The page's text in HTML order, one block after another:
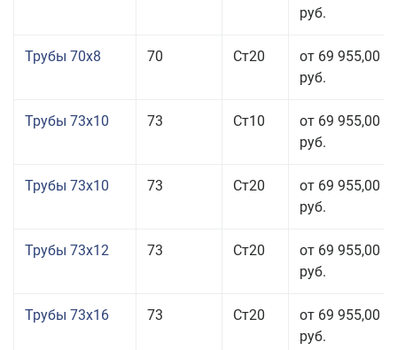
руб.
Трубы 70x8 70 Ст20
от 69 955,00
руб.
Трубы 73x10 73 Ст10
от 69 955,00
руб.
Трубы 73x10 73 Ст20
от 69 955,00
руб.
Трубы 73x12 73 Ст20
от 69 955,00
руб.
Трубы 73x16 73 Ст20
от 69 955,00
руб.